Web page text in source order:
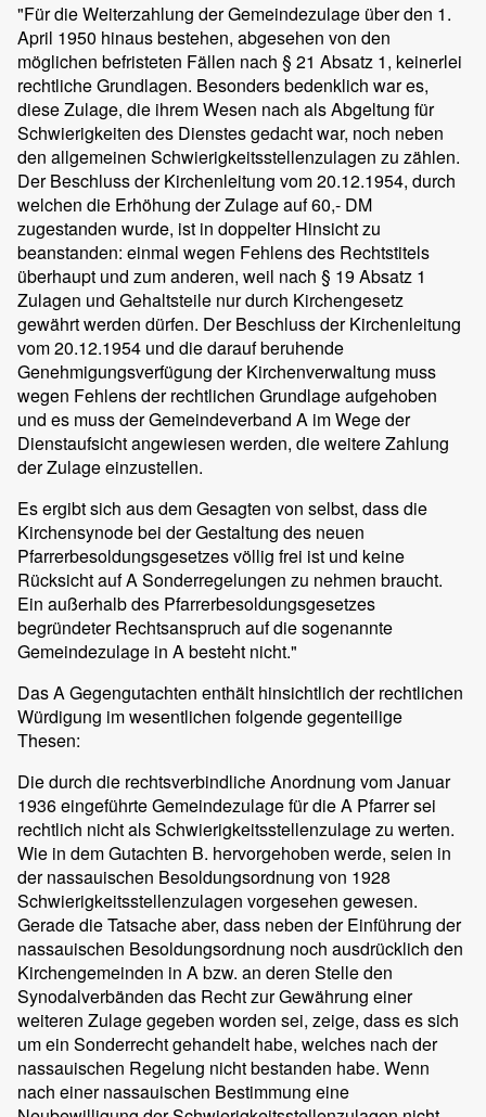
"Für die Weiterzahlung der Gemeindezulage über den 1.
April 1950 hinaus bestehen, abgesehen von den
möglichen befristeten Fällen nach § 21 Absatz 1, keinerlei
rechtliche Grundlagen. Besonders bedenklich war es,
diese Zulage, die ihrem Wesen nach als Abgeltung für
Schwierigkeiten des Dienstes gedacht war, noch neben
den allgemeinen Schwierigkeitsstellenzulagen zu zählen.
Der Beschluss der Kirchenleitung vom 20.12.1954, durch
welchen die Erhöhung der Zulage auf 60,- DM
zugestanden wurde, ist in doppelter Hinsicht zu
beanstanden: einmal wegen Fehlens des Rechtstitels
überhaupt und zum anderen, weil nach § 19 Absatz 1
Zulagen und Gehaltsteile nur durch Kirchengesetz
gewährt werden dürfen. Der Beschluss der Kirchenleitung
vom 20.12.1954 und die darauf beruhende
Genehmigungsverfügung der Kirchenverwaltung muss
wegen Fehlens der rechtlichen Grundlage aufgehoben
und es muss der Gemeindeverband A im Wege der
Dienstaufsicht angewiesen werden, die weitere Zahlung
der Zulage einzustellen.
Es ergibt sich aus dem Gesagten von selbst, dass die
Kirchensynode bei der Gestaltung des neuen
Pfarrerbesoldungsgesetzes völlig frei ist und keine
Rücksicht auf A Sonderregelungen zu nehmen braucht.
Ein außerhalb des Pfarrerbesoldungsgesetzes
begründeter Rechtsanspruch auf die sogenannte
Gemeindezulage in A besteht nicht."
Das A Gegengutachten enthält hinsichtlich der rechtlichen
Würdigung im wesentlichen folgende gegenteilige
Thesen:
Die durch die rechtsverbindliche Anordnung vom Januar
1936 eingeführte Gemeindezulage für die A Pfarrer sei
rechtlich nicht als Schwierigkeitsstellenzulage zu werten.
Wie in dem Gutachten B. hervorgehoben werde, seien in
der nassauischen Besoldungsordnung von 1928
Schwierigkeitsstellenzulagen vorgesehen gewesen.
Gerade die Tatsache aber, dass neben der Einführung der
nassauischen Besoldungsordnung noch ausdrücklich den
Kirchengemeinden in A bzw. an deren Stelle den
Synodalverbänden das Recht zur Gewährung einer
weiteren Zulage gegeben worden sei, zeige, dass es sich
um ein Sonderrecht gehandelt habe, welches nach der
nassauischen Regelung nicht bestanden habe. Wenn
nach einer nassauischen Bestimmung eine